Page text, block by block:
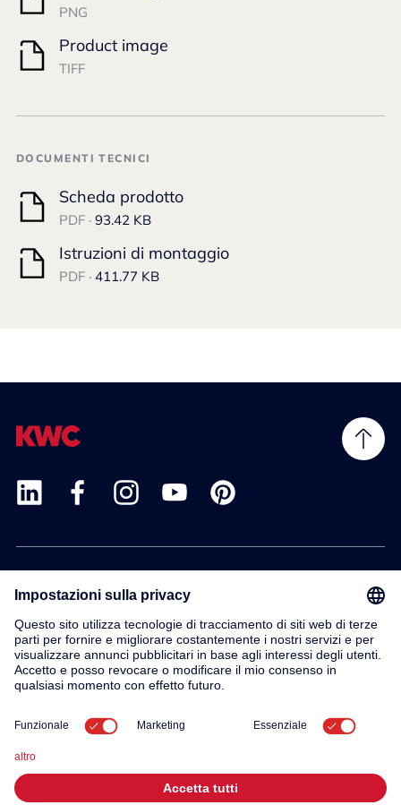
PNG
Product image
TIFF
DOCUMENTI TECNICI
Scheda prodotto
PDF · 93.42 KB
Istruzioni di montaggio
PDF · 411.77 KB
Prodotti
Servizio
Contatto
© 2026 KWC Group AG